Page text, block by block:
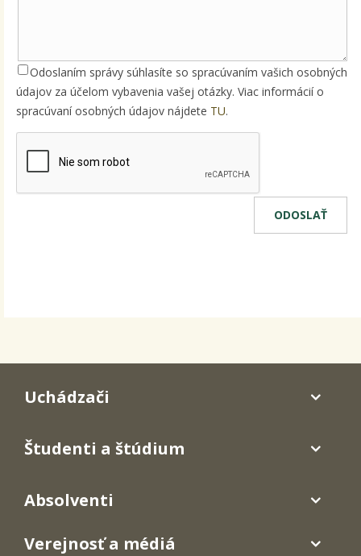
Odoslaním správy súhlasíte so spracúvaním vašich osobných
údajov za účelom vybavenia vašej otázky. Viac informácií o
spracúvaní osobných údajov nájdete TU.
Uchádzači
Študenti a štúdium
Absolventi
Verejnosť a médiá